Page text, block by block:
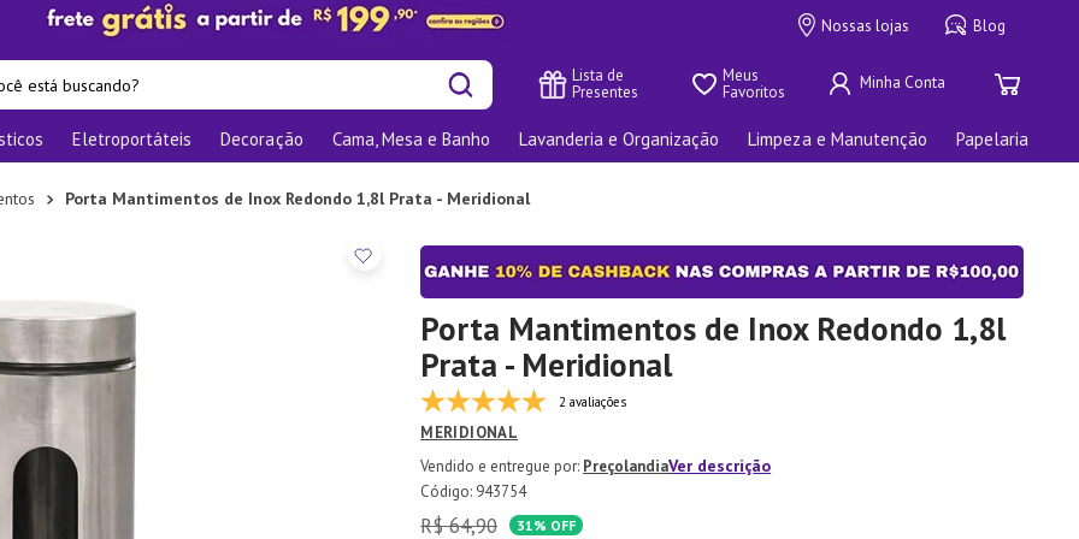
Nossas lojas Blog
está buscando?
Lista de
Presentes
Meus
Favoritos
Eletroportáteis Decoração Cama, Mesa e Banho Lavanderia e Organização Limpeza e Manutenção Papelaria
Porta Mantimentos de Inox Redondo 1,8l Prata - Meridional
Porta Mantimentos de Inox Redondo 1,8l
Prata - Meridional
2 avaliações
MERIDIONAL
PreçolandiaVer descrição
: 943754
R$ 64,90 31% OFF
buscados
Jantar